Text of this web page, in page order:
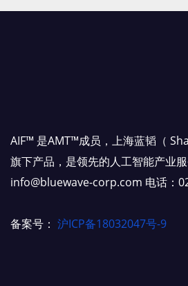
AIF™ 是AMT™成员，上海蓝韬（
旗下产品，是领先的人工智能产业
info@bluewave-corp.com 电话：
备案号： 沪ICP备18032047号-9